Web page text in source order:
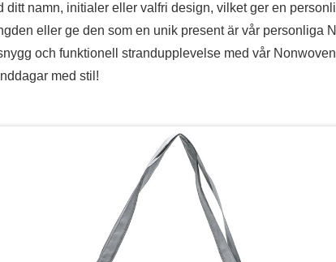
ditt namn, initialer eller valfri design, vilket ger en
eller ge den som en unik present är vår personliga
och funktionell strandupplevelse med vår
med stil!